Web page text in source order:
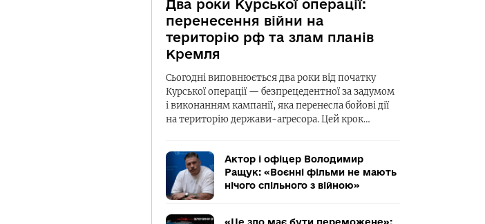
Два роки Курської операції:
перенесення війни на
територію рф та злам планів
Кремля
Сьогодні виповнюється два роки від початку
Курської операції — безпрецедентної за задумом
і виконанням кампанії, яка перенесла бойові дії
на територію держави-агресора. Цей крок…
Актор і офіцер Володимир
Ращук: «Воєнні фільми не мають
нічого спільного з війною»
«Це зло має бути переможене»: